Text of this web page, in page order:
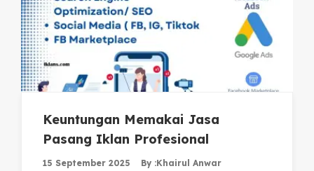
Keuntungan Memakai Jasa
Pasang Iklan Profesional
15 September 2025 By :Khairul Anwar